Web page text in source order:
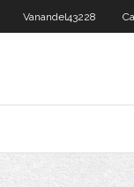
Vanandel43228